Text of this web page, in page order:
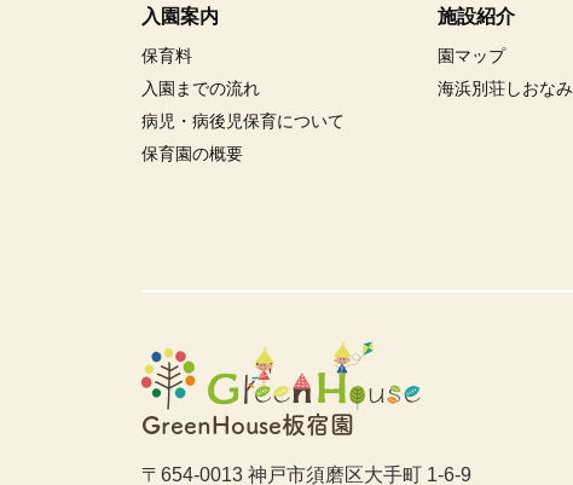
入園案内
保育料
入園までの流れ
病児・病後児保育について
保育園の概要
施設紹介
園マップ
海浜別荘しおなみ
GreenHouse板宿園
〒654-0013 神戸市須磨区大手町 1-6-9